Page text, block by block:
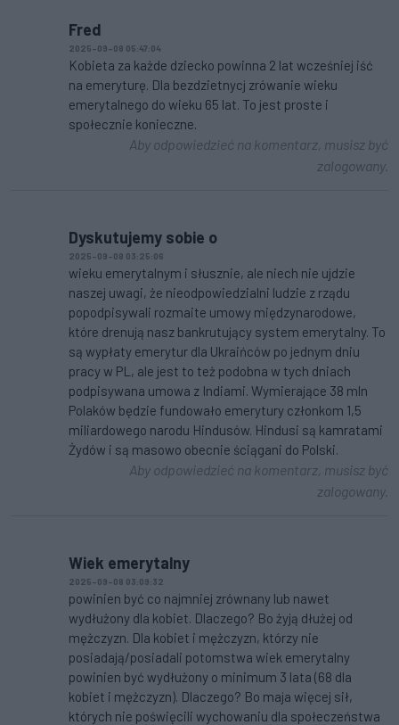
Fred
2025-09-08 05:47:04
Kobieta za każde dziecko powinna 2 lat wcześniej iść
na emeryturę. Dla bezdzietnycj zrówanie wieku
emerytalnego do wieku 65 lat. To jest proste i
społecznie konieczne.
Aby odpowiedzieć na komentarz, musisz być
zalogowany.
Dyskutujemy sobie o
2025-09-08 03:25:06
wieku emerytalnym i słusznie, ale niech nie ujdzie
naszej uwagi, że nieodpowiedzialni ludzie z rządu
popodpisywali rozmaite umowy międzynarodowe,
które drenują nasz bankrutujący system emerytalny. To
są wypłaty emerytur dla Ukraińców po jednym dniu
pracy w PL, ale jest to też podobna w tych dniach
podpisywana umowa z Indiami. Wymierające 38 mln
Polaków będzie fundowało emerytury członkom 1,5
miliardowego narodu Hindusów. Hindusi są kamratami
Żydów i są masowo obecnie ściągani do Polski.
Aby odpowiedzieć na komentarz, musisz być
zalogowany.
Wiek emerytalny
2025-09-08 03:09:32
powinien być co najmniej zrównany lub nawet
wydłużony dla kobiet. Dlaczego? Bo żyją dłużej od
mężczyzn. Dla kobiet i mężczyzn, którzy nie
posiadają/posiadali potomstwa wiek emerytalny
powinien być wydłużony o minimum 3 lata (68 dla
kobiet i mężczyzn). Dlaczego? Bo maja więcej sił,
których nie poświęcili wychowaniu dla społeczeństwa